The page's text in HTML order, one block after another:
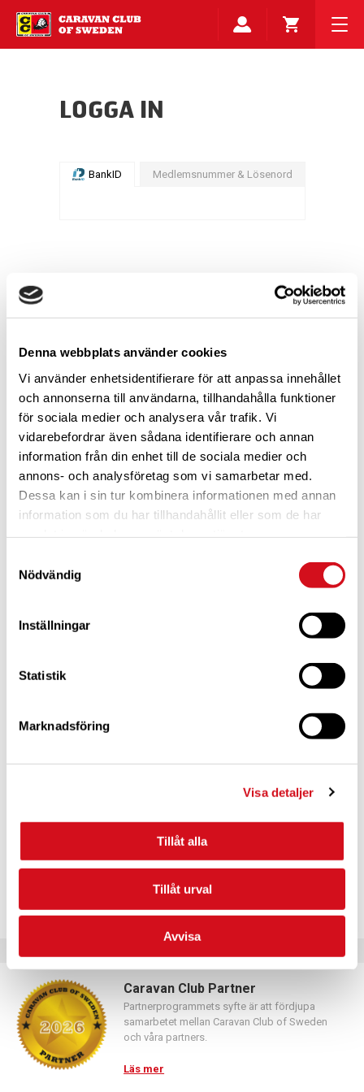
Denna webbplats använder cookies
Vi använder enhetsidentifierare för att anpassa innehållet
och annonserna till användarna, tillhandahålla funktioner
för sociala medier och analysera vår trafik. Vi
vidarebefordrar även sådana identifierare och annan
information från din enhet till de sociala medier och
annons- och analysföretag som vi samarbetar med.
Dessa kan i sin tur kombinera informationen med annan
information som du har tillhandahållit eller som de har
Nödvändig
Inställningar
Statistik
Marknadsföring
Visa detaljer
Tillåt alla
Tillåt urval
Avvisa
LOGGA IN
BankID Medlemsnummer & Lösenord
För dig som är blivande ny medlemTa del av alla förmåner.
Bli medlem idag.
Logga in med hjälp av formuläret och följ anvisningarna.
Caravan Club Partner
Partnerprogrammets syfte är att fördjupa
samarbetet mellan Caravan Club of Sweden
och våra partners.
Läs mer